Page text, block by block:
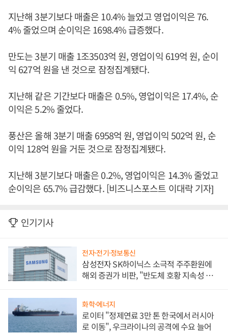
지난해 3분기보다 매출은 10.4% 늘었고 영업이익은 76.
4% 줄었으며 순이익은 1698.4% 급증했다.
만도는 3분기 매출 1조3503억 원, 영업이익 619억 원, 순이
익 627억 원을 낸 것으로 잠정집계됐다.
지난해 같은 기간보다 매출은 0.5%, 영업이익은 17.4%, 순
이익은 5.2% 줄었다.
풍산은 올해 3분기 매출 6958억 원, 영업이익 502억 원, 순
이익 128억 원을 거둔 것으로 잠정집계됐다.
지난해 3분기보다 매출은 0.2%, 영업이익은 14.3% 줄었고
순이익은 65.7% 급감했다. [비즈니스포스트 이대락 기자]
인기기사
전자·전기·정보통신
삼성전자 SK하이닉스 소극적 주주환원에
해외 증권가 비판, "반도체 호황 지속성 의
화학·에너지
로이터 "정제연료 3만 톤 한국에서 러시아
로 이동", 우크라이나의 공격에 수요 늘어